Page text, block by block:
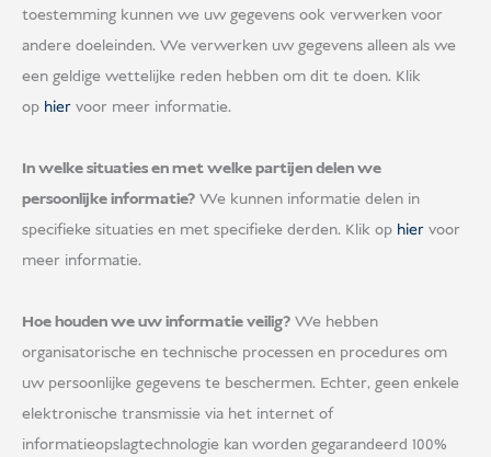
toestemming kunnen we uw gegevens ook verwerken voor
andere doeleinden. We verwerken uw gegevens alleen als we
een geldige wettelijke reden hebben om dit te doen. Klik
op hier voor meer informatie.
In welke situaties en met welke partijen delen we
persoonlijke informatie? We kunnen informatie delen in
specifieke situaties en met specifieke derden. Klik op hier voor
meer informatie.
Hoe houden we uw informatie veilig? We hebben
organisatorische en technische processen en procedures om
uw persoonlijke gegevens te beschermen. Echter, geen enkele
elektronische transmissie via het internet of
informatieopslagtechnologie kan worden gegarandeerd 100%